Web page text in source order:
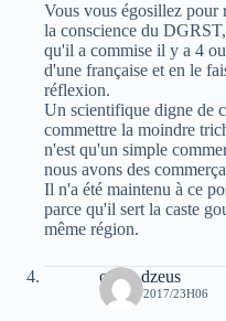
Vous vous égosillez pour
la conscience du
qu'il a commise il y a 4
d'une française et en le
réflexion.
Un scientifique digne de
commettre la moindre
n'est qu'un simple
nous avons des
Il n'a été maintenu à ce
parce qu'il sert la caste
même région.
oziris dzeus
12 MAI 2017/23H06